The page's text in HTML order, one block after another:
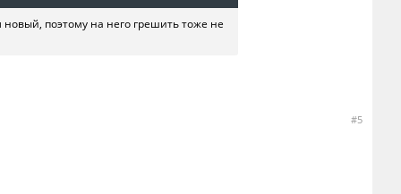
поэтому на него грешить тоже не
#5